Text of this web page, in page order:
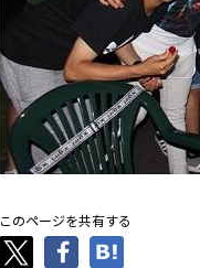
このページを共有する